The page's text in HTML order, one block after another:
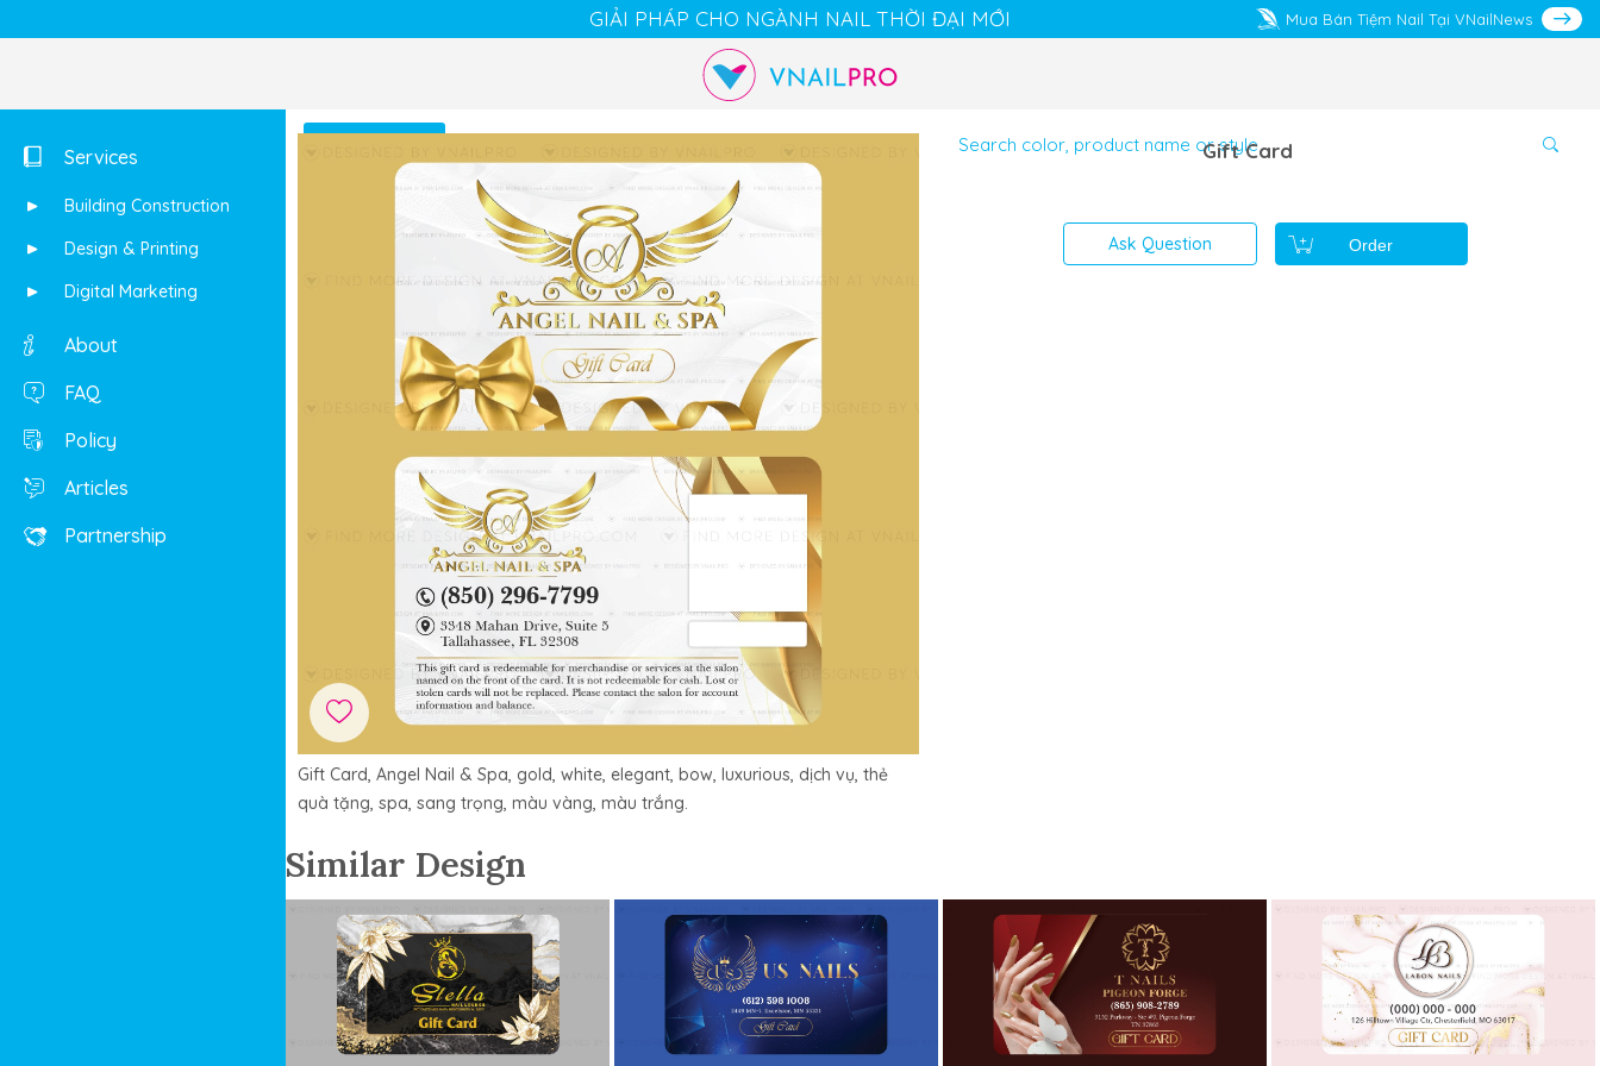
GIẢI PHÁP CHO NGÀNH NAIL THỜI ĐẠI MỚI Mua Bán Tiệm Nail Tại VNailNews
Services
Building Construction
Design & Printing
Digital Marketing
About
FAQ
Policy
Articles
Partnership
Gift Card, Angel Nail & Spa, gold, white, elegant, bow, luxurious, dịch vụ, thẻ
quà tặng, spa, sang trọng, màu vàng, màu trắng.
Gift Card
Ask Question Order
Similar Design